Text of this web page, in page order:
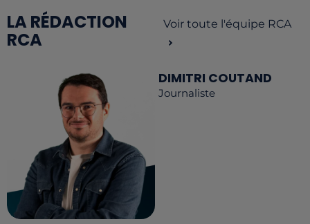
LA RÉDACTION
RCA
Voir toute l'équipe RCA
DIMITRI COUTAND
Journaliste